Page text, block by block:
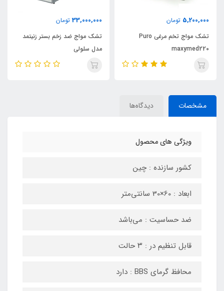
تومان
تشک مواج تخم مرغی Puro
تومان
تشک مواج ضد زخم بستر زنیتمد
شکم بند و
مشخصات دیدگاه‌ها
ویژگی های محصول
کشور سازنده : چین
ابعاد : 60×30 سانتی‌متر
ضد حساسیت : می‌باشد
قابل تنظیم در : ۳ حالت
محافظ گرمای BBS : دارد